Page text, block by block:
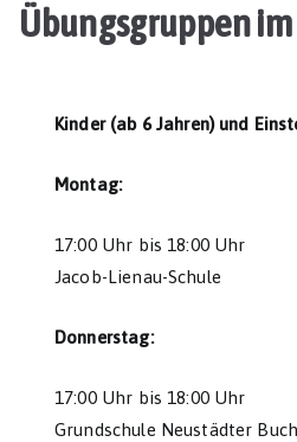
Übungsgruppen
Kinder (ab 6 Jahren) und
Montag:
17:00 Uhr bis 18:00 Uhr
Jacob-Lienau-Schule
Donnerstag:
17:00 Uhr bis 18:00 Uhr
Grundschule Neustädter